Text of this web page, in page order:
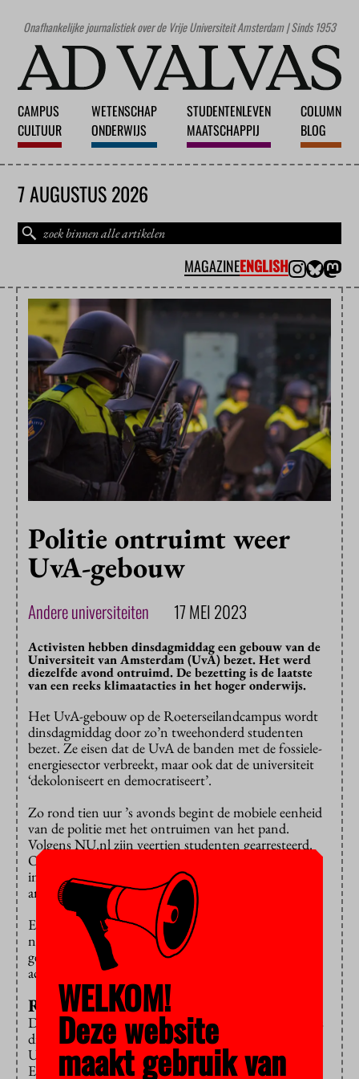
Onafhankelijke journalistiek over de Vrije Universiteit Amsterdam | Sinds 1953
CAMPUS
CULTUUR
WETENSCHAP
ONDERWIJS
STUDENTENLEVEN
MAATSCHAPPIJ
COLUMN
BLOG
7 AUGUSTUS 2026
MAGAZINEENGLISH
Politie ontruimt weer
UvA-gebouw
Andere universiteiten 17 MEI 2023
Activisten hebben dinsdagmiddag een gebouw van de
Universiteit van Amsterdam (UvA) bezet. Het werd
diezelfde avond ontruimd. De bezetting is de laatste
van een reeks klimaatacties in het hoger onderwijs.
Het UvA-gebouw op de Roeterseilandcampus wordt
dinsdagmiddag door zo’n tweehonderd studenten
bezet. Ze eisen dat de UvA de banden met de fossiele-
energiesector verbreekt, maar ook dat de universiteit
‘dekoloniseert en democratiseert’.
Zo rond tien uur ’s avonds begint de mobiele eenheid
van de politie met het ontruimen van het pand.
Volgens NU.nl zijn veertien studenten gearresteerd.
Op videobeelden is te zien hoe een demonstrant
ingeklemd tussen twee agenten
arrestatiebusje.
Een woordvoerder van de UvA
nieuwsplatform Folia weten dat demonstreren in
gebouwen van de universiteit is toegestaan, maar dat
actievoerders er niet mogen overnachten.
Reeks
De Amsterdamse klimaatactie is de laatste in een reeks
die vorige week werd aangekondigd. Aan de
Universiteit Utrecht, TU Delft, TU Eindhoven,
Erasmus Universiteit Rotterdam en Hogeschool Van
WELKOM!
Deze website
maakt gebruik van